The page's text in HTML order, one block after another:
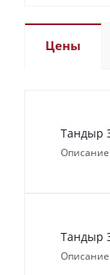
Цены
Тандыр
Тандыр